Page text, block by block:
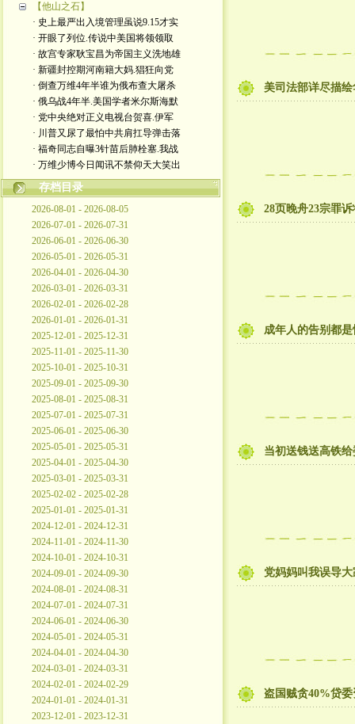
【他山之石】
· 史上最严出入境管理虽说9.15才实
· 开眼了列位.传说中美国将领领取
· 故宫专家耿宝昌为帝国主义洗地雄
· 新疆封控期河南籍大妈.猖狂向党
· 倒查万维4年半谁为俄布查大屠杀
· 俄乌战4年半.美国学者米尔斯海默
· 党中央绝对正义电视台贺喜.伊军
· 川普又尿了最怕中共肩扛导弹击落
· 福奇同志自曝3针苗后肺栓塞.我战
· 万维少博今日闻讯不禁仰天大笑出
存档目录
2026-08-01 - 2026-08-05
2026-07-01 - 2026-07-31
2026-06-01 - 2026-06-30
2026-05-01 - 2026-05-31
2026-04-01 - 2026-04-30
2026-03-01 - 2026-03-31
2026-02-01 - 2026-02-28
2026-01-01 - 2026-01-31
2025-12-01 - 2025-12-31
2025-11-01 - 2025-11-30
2025-10-01 - 2025-10-31
2025-09-01 - 2025-09-30
2025-08-01 - 2025-08-31
2025-07-01 - 2025-07-31
2025-06-01 - 2025-06-30
2025-05-01 - 2025-05-31
2025-04-01 - 2025-04-30
2025-03-01 - 2025-03-31
2025-02-02 - 2025-02-28
2025-01-01 - 2025-01-31
2024-12-01 - 2024-12-31
2024-11-01 - 2024-11-30
2024-10-01 - 2024-10-31
2024-09-01 - 2024-09-30
2024-08-01 - 2024-08-31
2024-07-01 - 2024-07-31
2024-06-01 - 2024-06-30
2024-05-01 - 2024-05-31
2024-04-01 - 2024-04-30
2024-03-01 - 2024-03-31
2024-02-01 - 2024-02-29
2024-01-01 - 2024-01-31
2023-12-01 - 2023-12-31
美司法部详尽描
28页晚舟23宗罪
成年人的告别都
当初送钱送高铁
党妈妈叫我误导
盗国贼贪40%贷